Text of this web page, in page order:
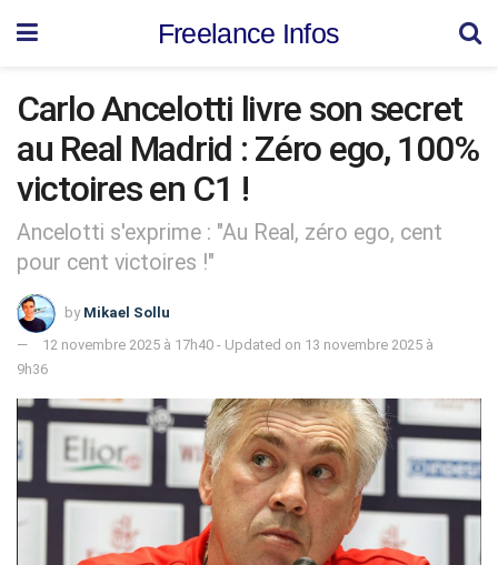
Freelance Infos
Carlo Ancelotti livre son secret
au Real Madrid : Zéro ego, 100%
victoires en C1 !
Ancelotti s'exprime : "Au Real, zéro ego, cent
pour cent victoires !"
by Mikael Sollu
12 novembre 2025 à 17h40 - Updated on 13 novembre 2025 à
9h36